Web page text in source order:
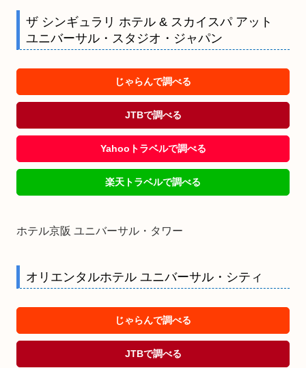
ザ シンギュラリ ホテル & スカイスパ アット
ユニバーサル・スタジオ・ジャパン
じゃらんで調べる
JTBで調べる
Yahooトラベルで調べる
楽天トラベルで調べる
ホテル京阪 ユニバーサル・タワー
オリエンタルホテル ユニバーサル・シティ
じゃらんで調べる
JTBで調べる